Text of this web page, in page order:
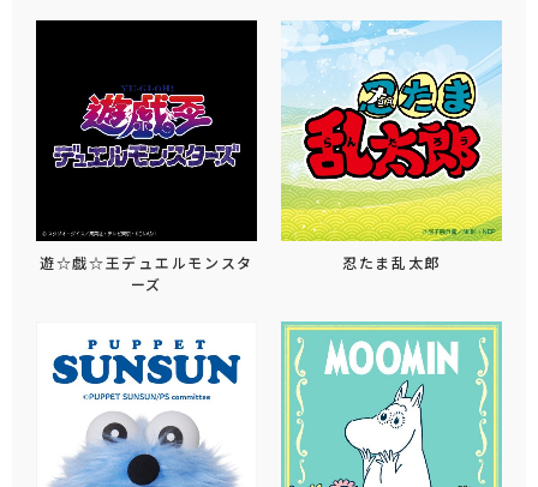
遊☆戯☆王デュエルモンスタ
ーズ
忍たま乱太郎